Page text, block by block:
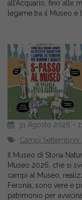
all’Acquario, fino alle
legame tra il Museo e
31 Agosto 2026 -
Campi Settembrini
Il Museo di Storia
Museo 2026, che si
campi al Museo,
Feronia, sono vere e
patrimonio per